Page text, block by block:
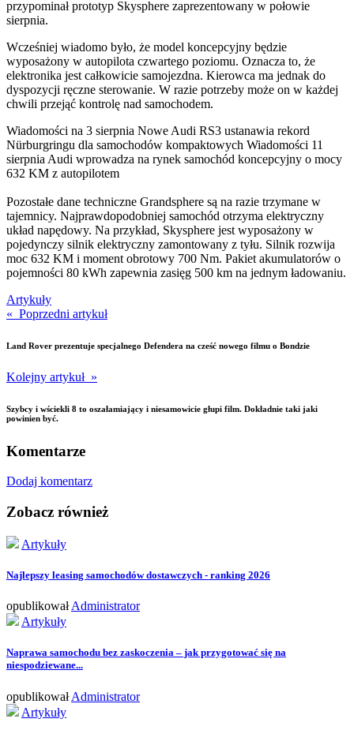
przypominał prototyp Skysphere zaprezentowany w połowie
sierpnia.
Wcześniej wiadomo było, że model koncepcyjny będzie
wyposażony w autopilota czwartego poziomu. Oznacza to, że
elektronika jest całkowicie samojezdna. Kierowca ma jednak do
dyspozycji ręczne sterowanie. W razie potrzeby może on w każdej
chwili przejąć kontrolę nad samochodem.
Wiadomości na 3 sierpnia Nowe Audi RS3 ustanawia rekord
Nürburgringu dla samochodów kompaktowych Wiadomości 11
sierpnia Audi wprowadza na rynek samochód koncepcyjny o mocy
632 KM z autopilotem
Pozostałe dane techniczne Grandsphere są na razie trzymane w
tajemnicy. Najprawdopodobniej samochód otrzyma elektryczny
układ napędowy. Na przykład, Skysphere jest wyposażony w
pojedynczy silnik elektryczny zamontowany z tyłu. Silnik rozwija
moc 632 KM i moment obrotowy 700 Nm. Pakiet akumulatorów o
pojemności 80 kWh zapewnia zasięg 500 km na jednym ładowaniu.
Artykuły
« Poprzedni artykuł
Land Rover prezentuje specjalnego Defendera na cześć nowego filmu o Bondzie
Kolejny artykuł »
Szybcy i wściekli 8 to oszałamiający i niesamowicie głupi film. Dokładnie taki jaki
powinien być.
Komentarze
Dodaj komentarz
Zobacz również
Artykuły
Najlepszy leasing samochodów dostawczych - ranking 2026
opublikował Administrator
Artykuły
Naprawa samochodu bez zaskoczenia – jak przygotować się na
niespodziewane...
opublikował Administrator
Artykuły